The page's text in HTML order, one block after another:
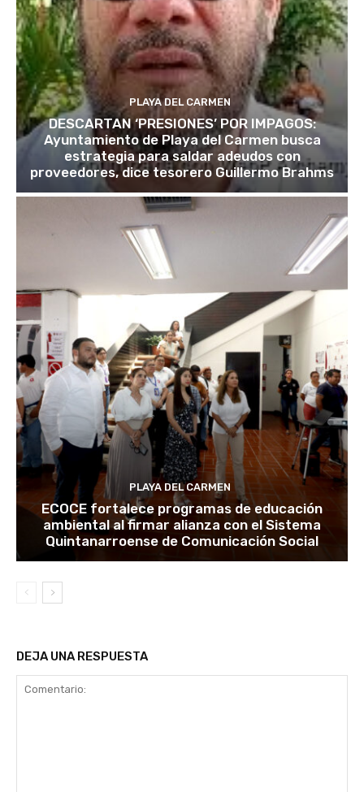
PLAYA DEL CARMEN
DESCARTAN ‘PRESIONES’ POR IMPAGOS:
Ayuntamiento de Playa del Carmen busca
estrategia para saldar adeudos con
proveedores, dice tesorero Guillermo Brahms
PLAYA DEL CARMEN
ECOCE fortalece programas de educación
ambiental al firmar alianza con el Sistema
Quintanarroense de Comunicación Social
DEJA UNA RESPUESTA